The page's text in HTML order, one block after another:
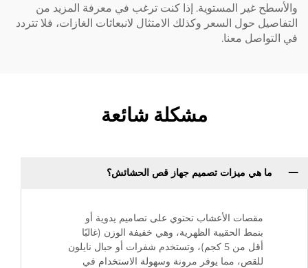
غير المستوية. إذا كنت ترغب في معرفة المزيد من
حول السعر وكذلك الامتثال لانبعاثات الغازات، فلا تتردد
معنا.
مشكلة شائعة
ما هي ميزات تصميم جهاز قص الحشائش؟
مقصات الأعشاب تحتوي على تصاميم يدوية أو
بنمط الحقيبة الظهرية، وهي خفيفة الوزن (غالبًا
أقل من 5 كجم)، وتستخدم شفرات أو حبال نايلون
للقص، مما يوفر مرونة وسهولة الاستخدام في